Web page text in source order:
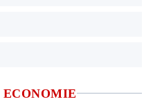
ECONOMIE